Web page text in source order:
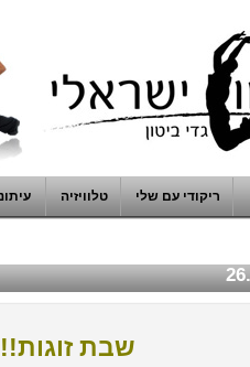
ריקודי עם שלי טלוויזיה
שבת